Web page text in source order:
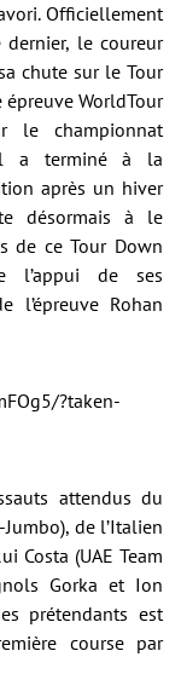
Officiellement
le coureur
chute sur le Tour
épreuve WorldTour
le championnat
a terminé à la
après un hiver
désormais à le
de ce Tour Down
l’appui de ses
l’épreuve Rohan
?taken-
attendus du
de l’Italien
Costa (UAE Team
Gorka et Ion
prétendants est
course par